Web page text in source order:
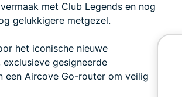
met Club Legends en nog
gelukkigere metgezel.
het iconische nieuwe
gesigneerde
een Aircove Go-router om veilig